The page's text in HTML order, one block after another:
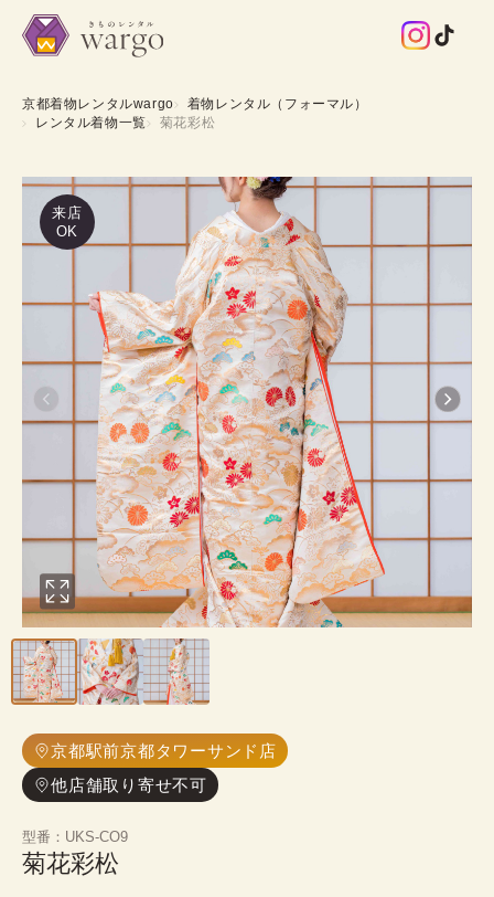
京都着物レンタルwargo
着物レンタル（フォーマル）
レンタル着物一覧
菊花彩松
来店
OK
京都駅前京都タワーサンド店
他店舗取り寄せ不可
型番 ： UKS-CO9
菊花彩松